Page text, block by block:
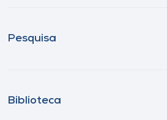
Pesquisa
Biblioteca